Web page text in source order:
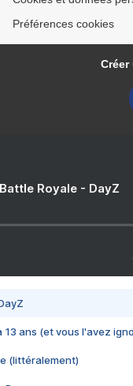
Préférences cookies
Royale - DayZ
13 ans (et vous l'avez
(littéralement)